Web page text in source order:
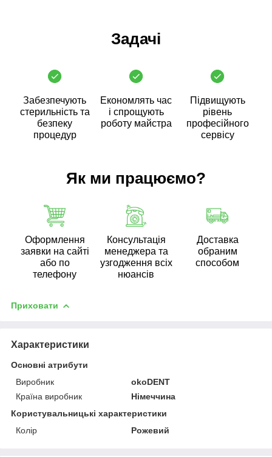
Задачі
Забезпечують
стерильність та
безпеку
процедур
Економлять час
і спрощують
роботу майстра
Підвищують
рівень
професійного
сервісу
Як ми працюємо?
Оформлення
заявки на сайті
або по
телефону
Консультація
менеджера та
узгодження всіх
нюансів
Доставка
обраним
способом
Приховати
Характеристики
Основні атрибути
Виробник
okoDENT
Країна виробник
Німеччина
Користувальницькі характеристики
Колір
Рожевий